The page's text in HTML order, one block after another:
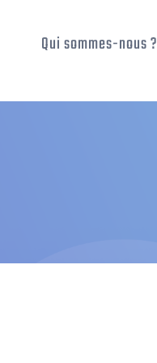
Qui sommes-nous ?